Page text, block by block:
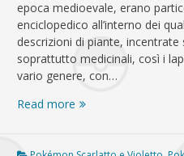
epoca medioevale, erano
enciclopedico all’interno dei
descrizioni di piante,
soprattutto medicinali, così i
vario genere, con…
Read more Pokémonstrorum